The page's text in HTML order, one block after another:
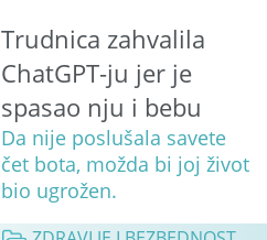
Trudnica zahvalila
ChatGPT-ju jer je
spasao nju i bebu
Da nije poslušala savete
čet bota, možda bi joj život
bio ugrožen.